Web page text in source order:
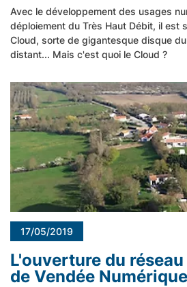
Avec le développement des usages
déploiement du Très Haut Débit, il est
Cloud, sorte de gigantesque disque
distant... Mais c'est quoi le Cloud ?
17/05/2019
L'ouverture du réseau
de Vendée